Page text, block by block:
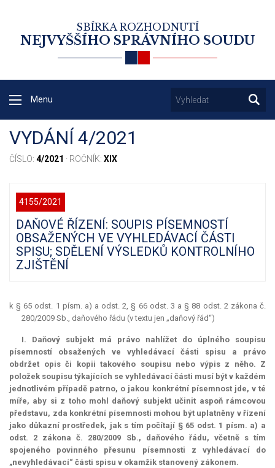
SBÍRKA ROZHODNUTÍ
NEJVYŠŠÍHO SPRÁVNÍHO SOUDU
Menu
VYDÁNÍ 4/2021
ČÍSLO: 4/2021 · ROČNÍK: XIX
4155/2021
DAŇOVÉ ŘÍZENÍ: SOUPIS PÍSEMNOSTÍ
OBSAŽENÝCH VE VYHLEDÁVACÍ ČÁSTI
SPISU; SDĚLENÍ VÝSLEDKŮ KONTROLNÍHO
ZJIŠTĚNÍ
k § 65 odst. 1 písm. a) a odst. 2, § 66 odst. 3 a § 88 odst. 2 zákona č.
280/2009 Sb., daňového řádu (v textu jen „daňový řád“)
I. Daňový subjekt má právo nahlížet do úplného soupisu
písemností obsažených ve vyhledávací části spisu a právo
obdržet opis či kopii takového soupisu nebo výpis z něho. Z
položek soupisu týkajících se vyhledávací části musí být v každém
jednotlivém případě patrno, o jakou konkrétní písemnost jde, v té
míře, aby si z toho mohl daňový subjekt učinit aspoň rámcovou
představu, zda konkrétní písemnosti mohou být uplatněny v řízení
jako důkazní prostředek, jak s tím počítají § 65 odst. 1 písm. a) a
odst. 2 zákona č. 280/2009 Sb., daňového řádu, včetně s tím
spojeného povinného přesunu písemnosti z vyhledávací do
„nevyhledávací“ části spisu v okamžik stanovený zákonem.